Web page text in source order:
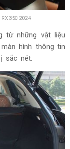
350 2024
từ những vật liệu
hình thông tin
sắc nét.